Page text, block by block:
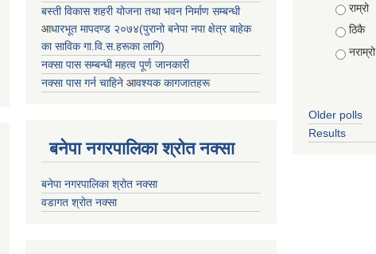
बस्ती विकास शहरी योजना तथा भवन निर्माण सम्बन्धी
आधारभूत मापदण्ड २०७४(पुरानो बनेपा नपा क्षेत्र बाहेक
का साविक गा.वि.स.हरूका लागि)
नक्सा पास सम्बन्धी महत्व पूर्ण जानकारी
नक्सा पास गर्न चाहिने आवश्यक कागजातहरू
बनेपा नगरपालिका श्रोत नक्सा
बनेपा नगरपालिका श्रोत नक्सा
वडागत श्रोत नक्सा
राम्रो
ठिकै
नराम्रो
Older polls
Results